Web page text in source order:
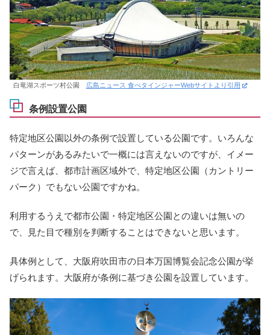
白竜湖スポーツ村公園 広島ニュース 食べタインジャーWebサイトより引用
条例設置公園
特定地区公園以外の条例で設置している公園です。いろんな
パターンがあるみたいで一概には言えないのですが、イメー
ジで言えば、都市計画区域外で、特定地区公園（カントリー
パーク）でもない公園ですかね。
利用するうえで都市公園・特定地区公園との違いは無いの
で、見た目で種別を判断することはできないと思います。
具体例として、大阪府吹田市の日本万国博覧会記念公園が挙
げられます。大阪府が条例に基づき公園を設置しています。